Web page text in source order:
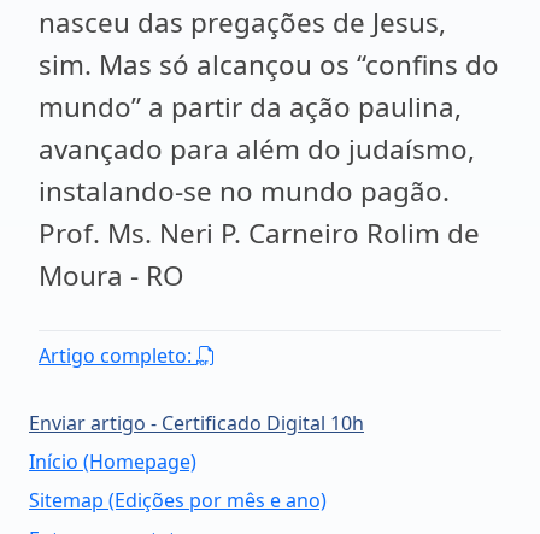
nasceu das pregações de Jesus,
sim. Mas só alcançou os “confins do
mundo” a partir da ação paulina,
avançado para além do judaísmo,
instalando-se no mundo pagão.
Prof. Ms. Neri P. Carneiro Rolim de
Moura - RO
Artigo completo:
Enviar artigo - Certificado Digital 10h
Início (Homepage)
Sitemap (Edições por mês e ano)